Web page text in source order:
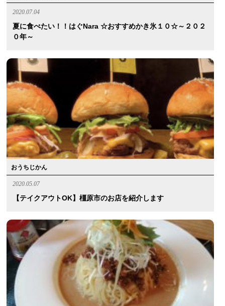
2020.07.04
夏に食べたい！！はぐnara ☆おすすめかき氷１０☆～２０２
０年～
おうちじかん
2020.05.07
【テイクアウトOK】橿原市のお店を紹介します